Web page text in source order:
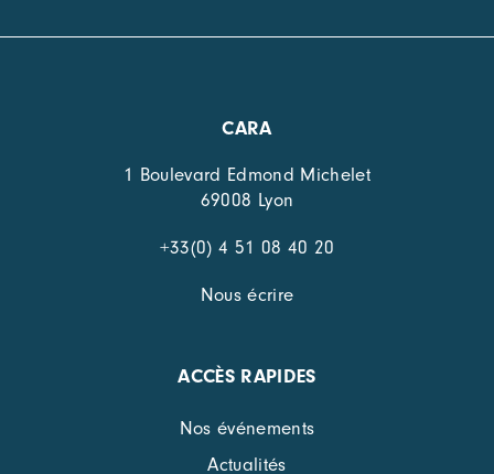
CARA
1 Boulevard Edmond Michelet
69008 Lyon
+33(0) 4 51 08 40 20
Nous écrire
ACCÈS RAPIDES
Nos événements
Actualités